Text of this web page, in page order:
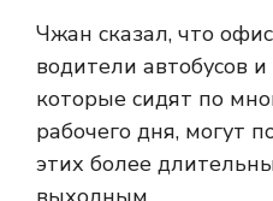
Чжан сказал, что
водители автобусов
которые сидят по
рабочего дня, могут
этих более